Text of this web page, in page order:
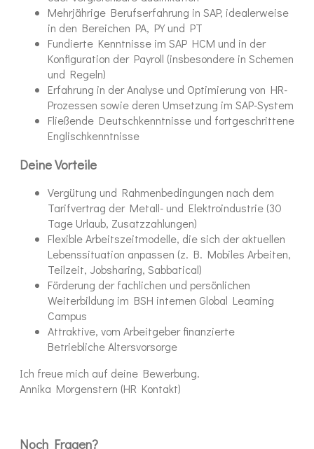
Mehrjährige Berufserfahrung in SAP, idealerweise
in den Bereichen PA, PY und PT
Fundierte Kenntnisse im SAP HCM und in der
Konfiguration der Payroll (insbesondere in Schemen
und Regeln)
Erfahrung in der Analyse und Optimierung von HR-
Prozessen sowie deren Umsetzung im SAP-System
Fließende Deutschkenntnisse und fortgeschrittene
Englischkenntnisse
Deine Vorteile
Vergütung und Rahmenbedingungen nach dem
Tarifvertrag der Metall- und Elektroindustrie (30
Tage Urlaub, Zusatzzahlungen)
Flexible Arbeitszeitmodelle, die sich der aktuellen
Lebenssituation anpassen (z. B. Mobiles Arbeiten,
Teilzeit, Jobsharing, Sabbatical)
Förderung der fachlichen und persönlichen
Weiterbildung im BSH internen Global Learning
Campus
Attraktive, vom Arbeitgeber finanzierte
Betriebliche Altersvorsorge
Ich freue mich auf deine Bewerbung.
Annika Morgenstern (HR Kontakt)
Noch Fragen?